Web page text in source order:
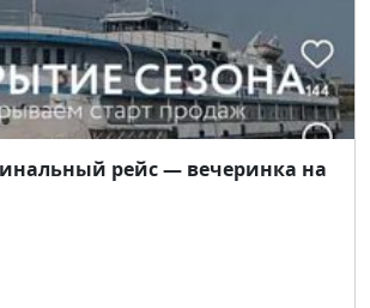
рейс — вечеринка на